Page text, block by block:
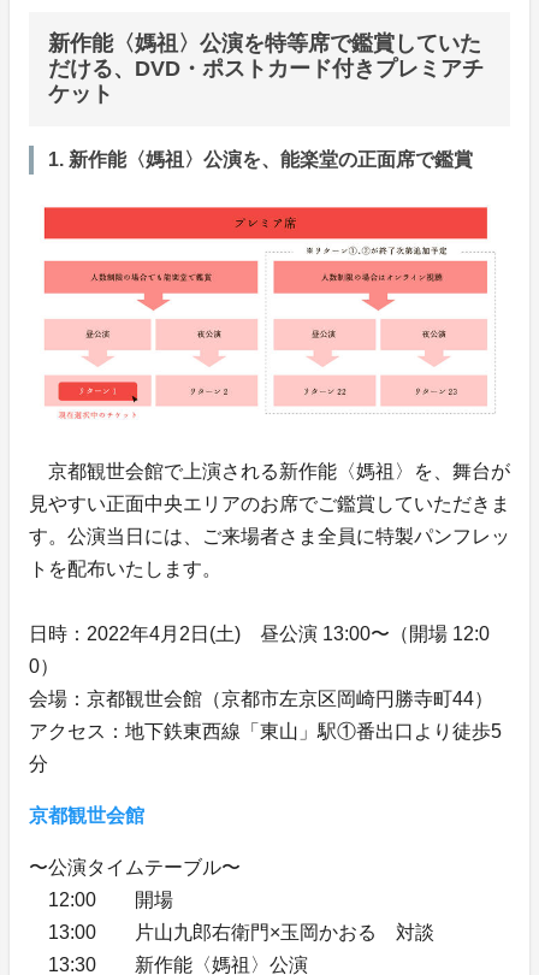
新作能〈媽祖〉公演を特等席で鑑賞していた
だける、DVD・ポストカード付きプレミアチ
ケット
1. 新作能〈媽祖〉公演を、能楽堂の正面席で鑑賞
京都観世会館で上演される新作能〈媽祖〉を、舞台が
見やすい正面中央エリアのお席でご鑑賞していただきま
す。公演当日には、ご来場者さま全員に特製パンフレッ
トを配布いたします。
日時：2022年4月2日(土) 昼公演 13:00〜（開場 12:0
0）
会場：京都観世会館（京都市左京区岡崎円勝寺町44）
アクセス：地下鉄東西線「東山」駅①番出口より徒歩5
分
京都観世会館
〜公演タイムテーブル〜
12:00 開場
13:00 片山九郎右衛門×玉岡かおる 対談
13:30 新作能〈媽祖〉公演